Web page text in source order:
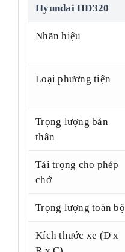
Hyundai HD320
Nhãn hiệu
Loại phương tiện
Trọng lượng bản
thân
Tải trọng cho phép
chở
Trọng lượng toàn bộ
Kích thước xe (D x